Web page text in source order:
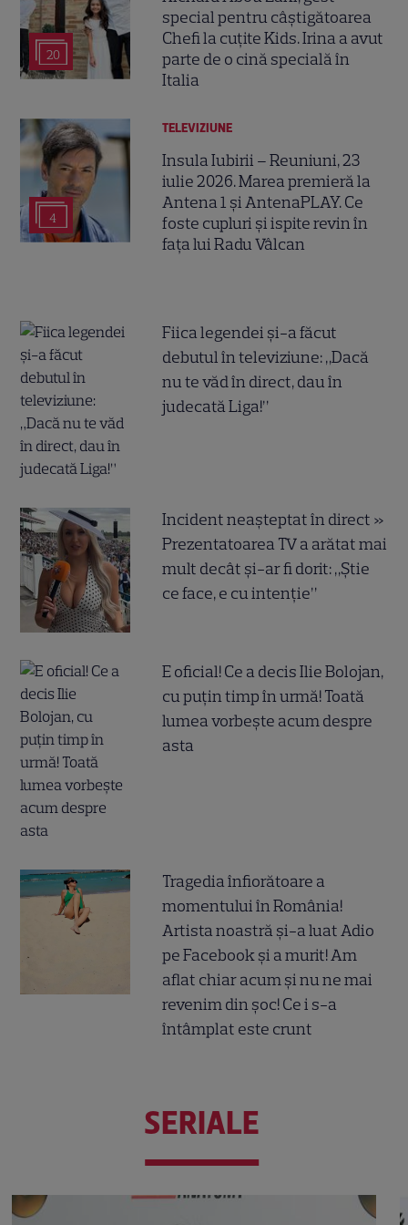
20
special pentru câștigătoarea
Chefi la cuțite Kids. Irina a avut
parte de o cină specială în
Italia
4
TELEVIZIUNE
Insula Iubirii – Reuniuni, 23
iulie 2026. Marea premieră la
Antena 1 și AntenaPLAY. Ce
foste cupluri și ispite revin în
fața lui Radu Vâlcan
Fiica legendei și-a făcut
debutul în televiziune: „Dacă
nu te văd în direct, dau în
judecată Liga!”
Incident neașteptat în direct »
Prezentatoarea TV a arătat mai
mult decât și-ar fi dorit: „Știe
ce face, e cu intenție”
E oficial! Ce a decis Ilie Bolojan,
cu puțin timp în urmă! Toată
lumea vorbește acum despre
asta
Tragedia înfiorătoare a
momentului în România!
Artista noastră și-a luat Adio
pe Facebook și a murit! Am
aflat chiar acum și nu ne mai
revenim din șoc! Ce i s-a
întâmplat este crunt
SERIALE